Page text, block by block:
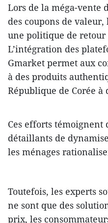
Lors de la méga-vente
des coupons de
une politique de retour
L’intégration des
Gmarket permet aux
à des produits
République de Corée
Ces efforts témoignent
détaillants de
les ménages
Toutefois, les experts
ne sont que des
prix, les